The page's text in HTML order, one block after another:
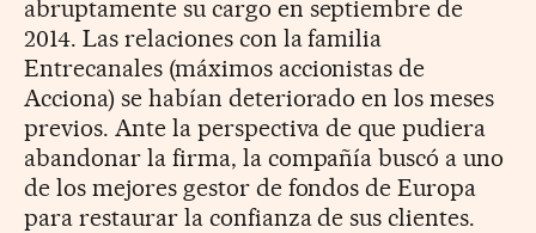
abruptamente su cargo en septiembre de
2014. Las relaciones con la familia
Entrecanales (máximos accionistas de
Acciona) se habían deteriorado en los meses
previos. Ante la perspectiva de que pudiera
abandonar la firma, la compañía buscó a uno
de los mejores gestor de fondos de Europa
para restaurar la confianza de sus clientes.